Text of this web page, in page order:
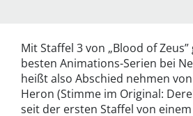
Mit Staffel 3 von „Blood of
besten Animations-Serien bei
heißt also Abschied nehmen
Heron (Stimme im Original:
seit der ersten Staffel von